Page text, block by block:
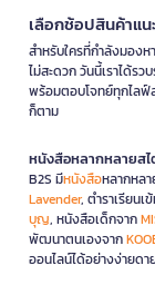
เลือกช้อปสินค้าแน
สำหรับใครที่กำลังมอง
ไม่สะดวก วันนี้เราได้ร
พร้อมตอบโจทย์ทุกไลฟ์
ก็ตาม
หนังสือหลากหลายส
B2S มีหนังสือหลากหล
Lavender, ตำราเรียนเ
บุญ, หนังสือเด็กจาก
พัฒนาตนเองจาก
ออนไลน์ได้อย่างง่ายด